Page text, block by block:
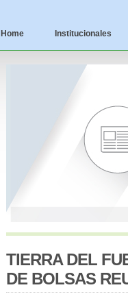
Home Institucionales
TIERRA DEL
DE BOLSAS